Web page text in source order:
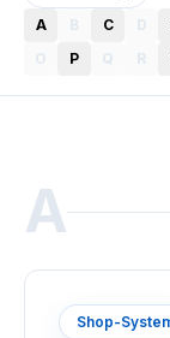
A
B C D
O
P Q R
A
Shop-